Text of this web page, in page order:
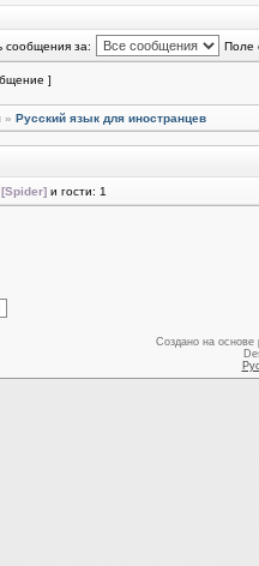
сообщения за: Поле
]
» Русский язык для иностранцев
и гости: 1
Создано на основе